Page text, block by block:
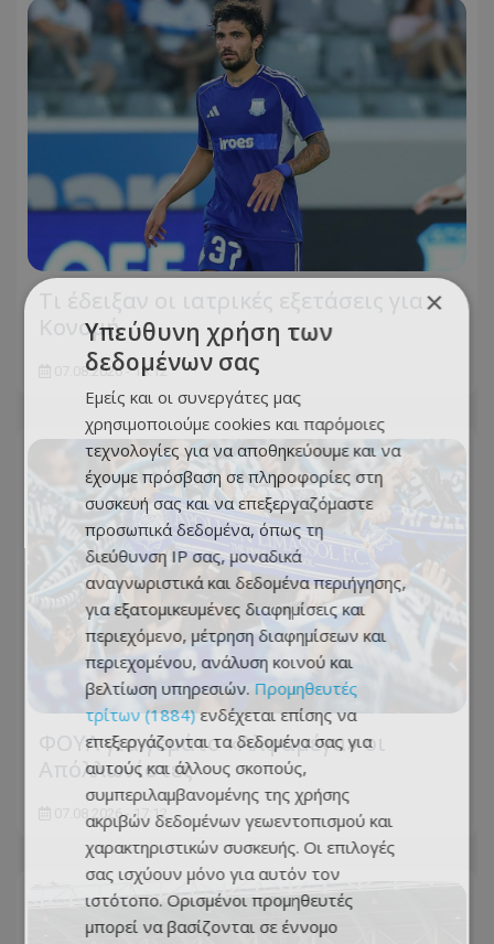
Κονομή
07.08.2026 - 18:12
ΦΟΥΛ για γεμάτο «Αλφαμέγα» οι
Απόλλωνίστες
07.08.2026 - 17:12
×
Υπεύθυνη χρήση των
δεδομένων σας
Εμείς και οι συνεργάτες μας
χρησιμοποιούμε cookies και παρόμοιες
τεχνολογίες για να αποθηκεύουμε και να
έχουμε πρόσβαση σε πληροφορίες στη
συσκευή σας και να επεξεργαζόμαστε
προσωπικά δεδομένα, όπως τη
διεύθυνση IP σας, μοναδικά
αναγνωριστικά και δεδομένα περιήγησης,
για εξατομικευμένες διαφημίσεις και
περιεχόμενο, μέτρηση διαφημίσεων και
περιεχομένου, ανάλυση κοινού και
βελτίωση υπηρεσιών. Προμηθευτές
τρίτων (1884)ενδέχεται επίσης να
επεξεργάζονται τα δεδομένα σας για
αυτούς και άλλους σκοπούς,
συμπεριλαμβανομένης της χρήσης
ακριβών δεδομένων γεωεντοπισμού και
χαρακτηριστικών συσκευής. Οι επιλογές
σας ισχύουν μόνο για αυτόν τον
ιστότοπο. Ορισμένοι προμηθευτές
μπορεί να βασίζονται σε έννομο